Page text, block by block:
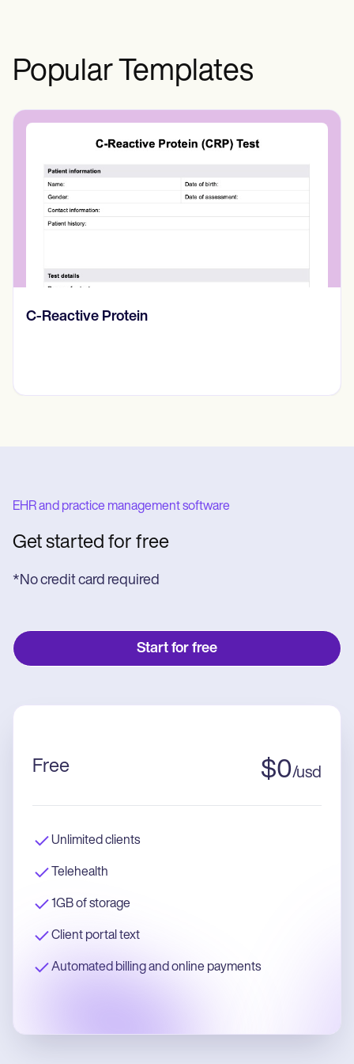
Popular Templates
Diario de pensamientos
EHR and practice management software
Get started for free
*No credit card required
Start for free
Free $0/usd
Unlimited clients
Telehealth
1GB of storage
Client portal text
Automated billing and online payments